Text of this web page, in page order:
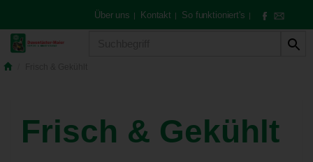
Über uns | Kontakt | So funktioniert's |
Frisch & Gekühlt